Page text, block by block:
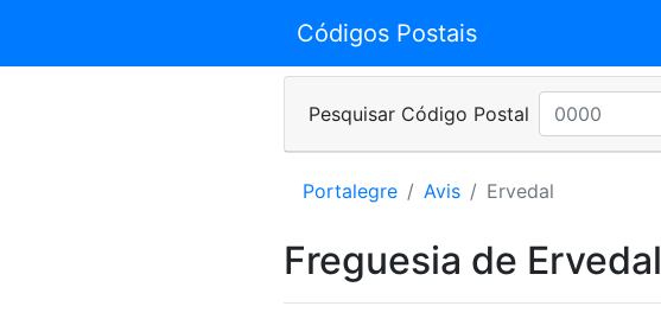
Códigos Postais
Pesquisar Código Postal
Portalegre Avis Ervedal
Freguesia de Ervedal